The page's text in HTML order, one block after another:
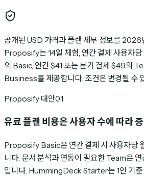
공개된 USD 가격과 플랜 세부 정보를 2026
Proposify는 14일 체험, 연간 결제 사용자
의 Basic, 연간 $41 또는 분기 결제 $49의
Business를 제공합니다. 조건은 변경될 수
Proposify 대안01
유료 플랜 비용은 사용자 수에 따라
Proposify Basic은 연간 결제 시 사용자당
니다. 문서 분석과 연동이 필요한 Team은
입니다. HummingDeck Starter는 1인 기준